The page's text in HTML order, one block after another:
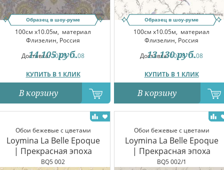
Образец в шоу-руме
100см x10.05м, материал
Флизелин, Россия
Доставка:10.08-11.08
КУПИТЬ В 1 КЛИК
14 105 руб.
В корзину
Образец в шоу-руме
100см x10.05м, материал
Флизелин, Россия
Доставка:10.08-11.08
КУПИТЬ В 1 КЛИК
13 130 руб.
В корзину
Обои бежевые с цветами
Loymina La Belle Epoque
| Прекрасная эпоха
BQ5 002
Обои бежевые с цветами
Loymina La Belle Epoque
| Прекрасная эпоха
BQ5 002/1